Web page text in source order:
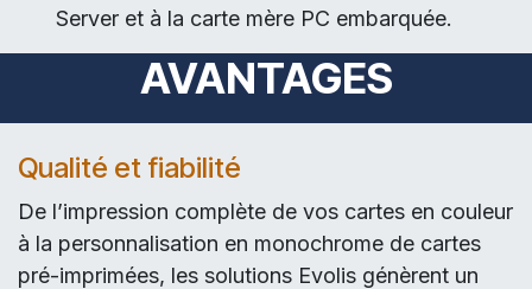
Server et à la carte mère PC embarquée.
AVANTAGES
Qualité et fiabilité
De l’impression complète de vos cartes en couleur
à la personnalisation en monochrome de cartes
pré-imprimées, les solutions Evolis génèrent un